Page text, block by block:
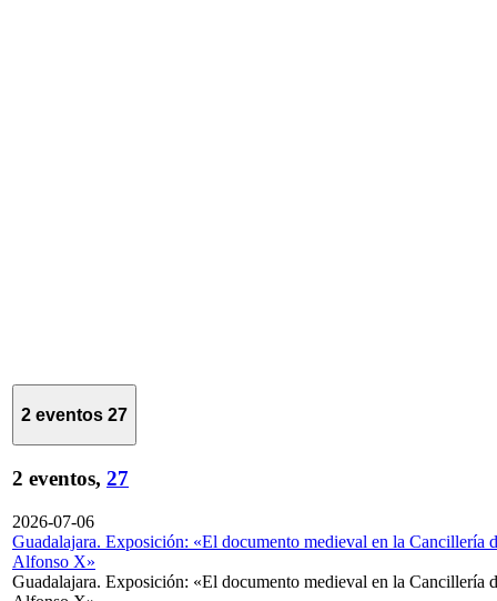
2 eventos 27
2 eventos, 27
2026-07-06
Guadalajara. Exposición: «El documento medieval en la Cancillería
Alfonso X»
Guadalajara. Exposición: «El documento medieval en la Cancillería